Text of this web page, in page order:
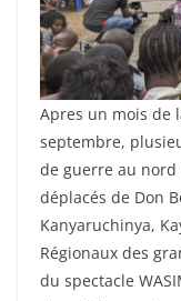
Apres un mois de
septembre,
de guerre au nord
déplacés de Don
Kanyaruchinya,
Régionaux des
du spectacle